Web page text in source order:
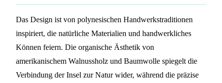
Das Design ist von polynesischen Handwerkstraditionen
inspiriert, die natürliche Materialien und handwerkliches
Können feiern. Die organische Ästhetik von
amerikanischem Walnussholz und Baumwolle spiegelt die
Verbindung der Insel zur Natur wider, während die präzise